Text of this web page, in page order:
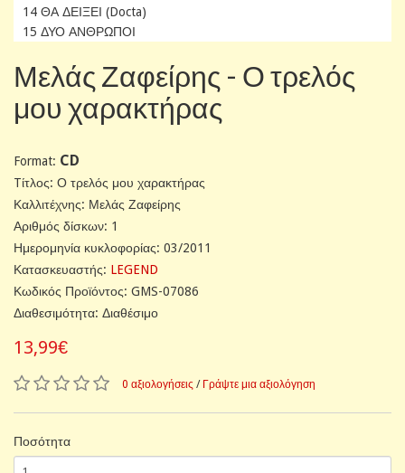
14 ΘΑ ΔΕΙΞΕΙ (Docta)
15 ΔΥΟ ΑΝΘΡΩΠΟΙ
Μελάς Ζαφείρης - Ο τρελός
μου χαρακτήρας
Format: CD
Tίτλος: Ο τρελός μου χαρακτήρας
Καλλιτέχνης: Μελάς Ζαφείρης
Αριθμός δίσκων: 1
Ημερομηνία κυκλοφορίας: 03/2011
Κατασκευαστής: LEGEND
Κωδικός Προϊόντος: GMS-07086
Διαθεσιμότητα: Διαθέσιμο
13,99€
0 αξιολογήσεις / Γράψτε μια αξιολόγηση
Ποσότητα